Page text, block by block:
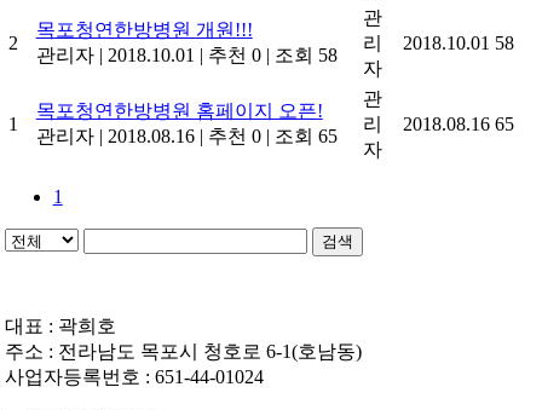
2
목포청연한방병원 개원!!!
관리자 | 2018.10.01 | 추천 0 | 조회 58
관
리
자
2018.10.01 58
1
목포청연한방병원 홈페이지 오픈!
관리자 | 2018.08.16 | 추천 0 | 조회 65
관
리
자
2018.08.16 65
1
검색
대표 : 곽희호
주소 : 전라남도 목포시 청호로 6-1(호남동)
사업자등록번호 : 651-44-01024